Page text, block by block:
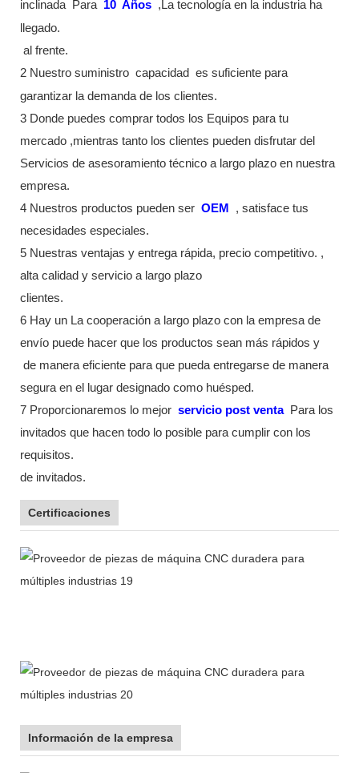
inclinada
Para 10 Años ,La tecnología en la industria ha
llegado.
al frente.
2 Nuestro suministro capacidad
es suficiente para
garantizar la demanda de los clientes.
3 Donde puedes comprar todos los Equipos para tu
mercado ,mientras tanto los clientes pueden disfrutar del
Servicios de asesoramiento técnico a largo plazo en nuestra
empresa.
4 Nuestros productos pueden ser OEM
, satisface tus
necesidades especiales.
5 Nuestras ventajas y entrega rápida, precio competitivo. ,
alta calidad y servicio a largo plazo
clientes.
6 Hay un La cooperación a largo plazo con la empresa de
envío puede hacer que los productos sean más rápidos y
de manera eficiente para que pueda entregarse de manera
segura en el lugar designado como huésped.
7 Proporcionaremos lo mejor servicio post venta Para los
invitados que hacen todo lo posible para cumplir con los
requisitos.
de invitados.
Certificaciones
Información de la empresa